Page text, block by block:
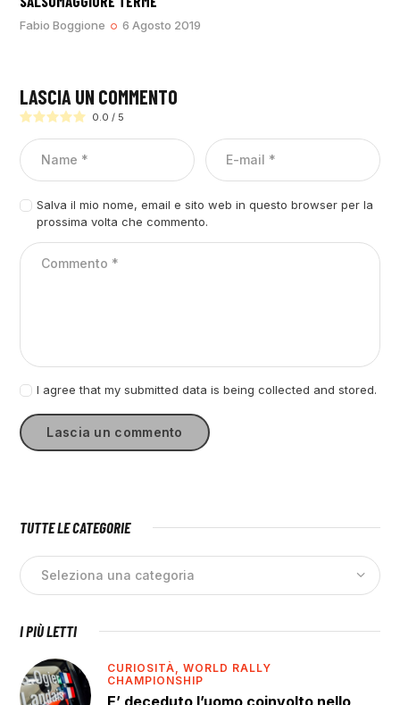
Fabio Boggione 6 Agosto 2019
LASCIA UN COMMENTO
0.0 / 5
Salva il mio nome, email e sito web in questo browser per la
prossima volta che commento.
I agree that my submitted data is being collected and stored.
TUTTE LE CATEGORIE
I PIÙ LETTI
CURIOSITÀ,WORLD RALLY
CHAMPIONSHIP
E’ deceduto l’uomo coinvolto nello